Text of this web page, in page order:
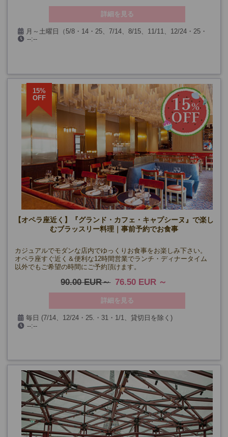
詳細を見る
月～土曜日（5/8・14・25、7/14、8/15、11/11、12/24・25・
31を除く）
--:--
15%
OFF
【オペラ座近く】『グランド・カフェ・キャプシーヌ』で楽し
むブラッスリー料理｜事前予約でお食事
カジュアルでモダンな店内でゆっくりお食事をお楽しみ下さい。
オペラ座すぐ近く＆便利な12時間営業でランチ・ディナータイム
以外でもご希望の時間にご予約頂けます。
90.00 EUR 76.50 EUR
詳細を見る
毎日 (7/14、12/24・25.・31・1/1、貸切日を除く)
--:--